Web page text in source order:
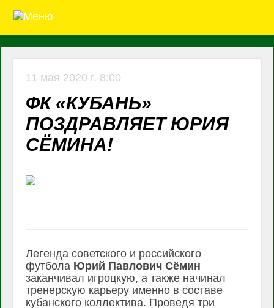
11 мая 2020 г. 8:00
ФК «КУБАНЬ»
ПОЗДРАВЛЯЕТ ЮРИЯ
СЁМИНА!
Легенда советского и российского
футбола Юрий Павлович Сёмин
заканчивал игроцкую, а также начинал
тренерскую карьеру именно в составе
кубанского коллектива. Проведя три